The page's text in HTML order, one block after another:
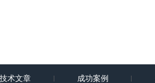
技术文章 成功案例